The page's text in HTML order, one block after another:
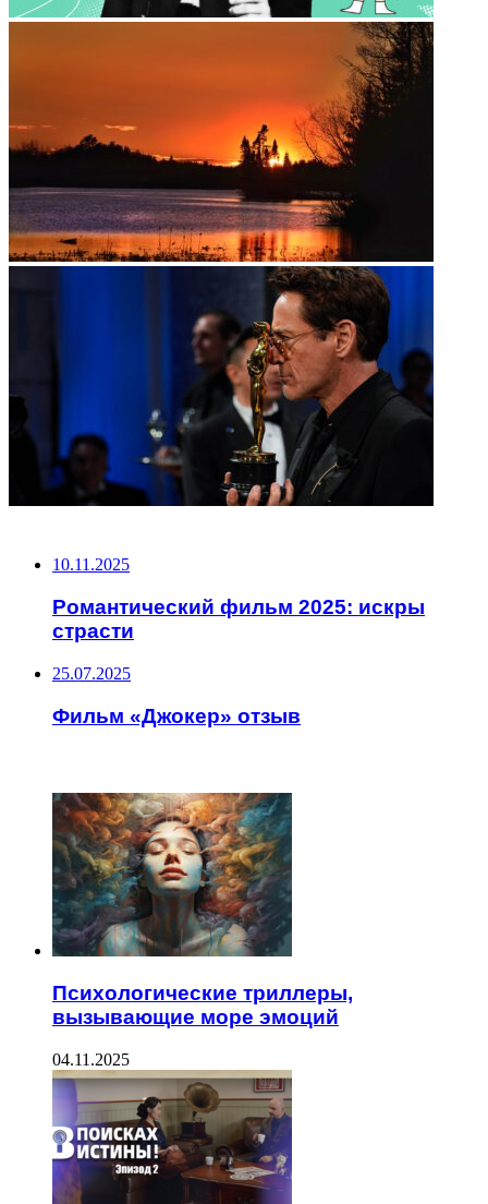
10.11.2025
Романтический фильм 2025: искры
страсти
25.07.2025
Фильм «Джокер» отзыв
Психологические триллеры,
вызывающие море эмоций
04.11.2025